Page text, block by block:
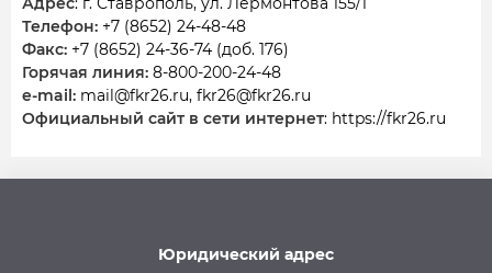
Телефон: +7 (8652) 24-48-48
Факс: +7 (8652) 24-36-74 (доб. 176)
Горячая линия: 8-800-200-24-48
e-mail: mail@fkr26.ru, fkr26@fkr26.ru
Официальный сайт в сети интернет: https://fkr26.ru
Юридический адрес